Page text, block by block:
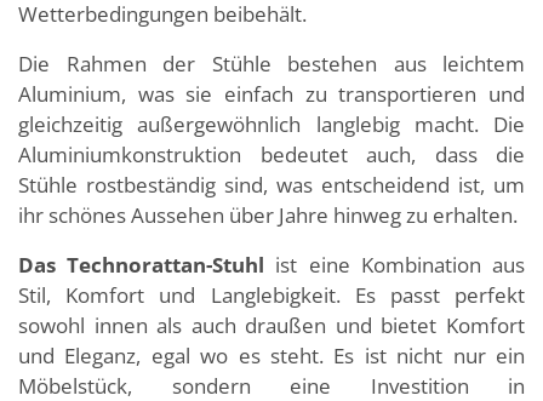
Wetterbedingungen beibehält.
Die Rahmen der Stühle bestehen aus leichtem
Aluminium, was sie einfach zu transportieren und
gleichzeitig außergewöhnlich langlebig macht. Die
Aluminiumkonstruktion bedeutet auch, dass die
Stühle rostbeständig sind, was entscheidend ist, um
ihr schönes Aussehen über Jahre hinweg zu erhalten.
Das Technorattan-Stuhl ist eine Kombination aus
Stil, Komfort und Langlebigkeit. Es passt perfekt
sowohl innen als auch draußen und bietet Komfort
und Eleganz, egal wo es steht. Es ist nicht nur ein
Möbelstück, sondern eine Investition in